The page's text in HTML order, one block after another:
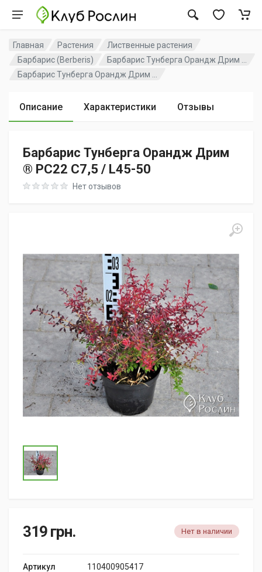
Главная Растения
Лиственные растения
Барбарис (Berberis)
Барбарис Тунберга Орандж Дрим ...
Барбарис Тунберга Орандж Дрим ...
Описание Характеристики Отзывы
Барбарис Тунберга Орандж Дрим
® PC22 C7,5 / L45-50
Rating: 0 out of 5Нет отзывов
319 грн. Нет в наличии
Артикул
110400905417